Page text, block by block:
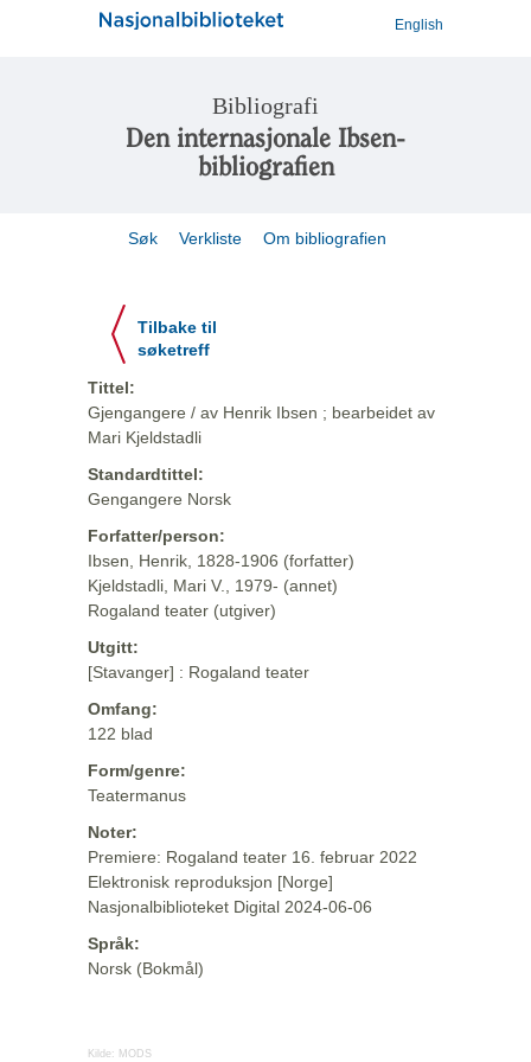
English
Bibliografi
Den internasjonale Ibsen-
bibliografien
Søk Verkliste Om bibliografien
Tilbake til
søketreff
Tittel:
Gjengangere / av Henrik Ibsen ; bearbeidet av
Mari Kjeldstadli
Standardtittel:
Gengangere Norsk
Forfatter/person:
Ibsen, Henrik, 1828-1906 (forfatter)
Kjeldstadli, Mari V., 1979- (annet)
Rogaland teater (utgiver)
Utgitt:
[Stavanger] : Rogaland teater
Omfang:
122 blad
Form/genre:
Teatermanus
Noter:
Premiere: Rogaland teater 16. februar 2022
Elektronisk reproduksjon [Norge]
Nasjonalbiblioteket Digital 2024-06-06
Språk:
Norsk (Bokmål)
Kilde: MODS